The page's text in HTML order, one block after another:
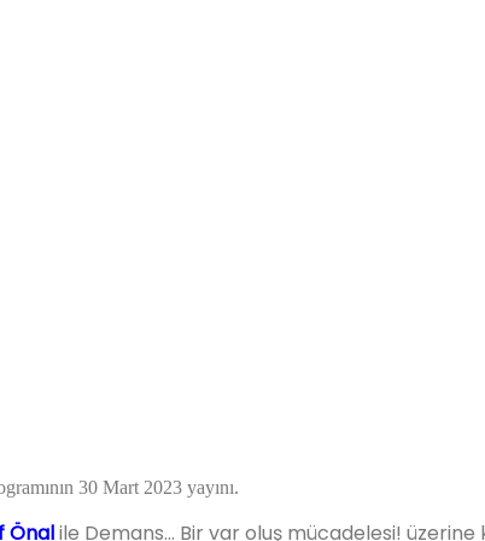
30 Mart 2023 yayını.
Önalile Demans… Bir var oluş mücadelesi! üzerine